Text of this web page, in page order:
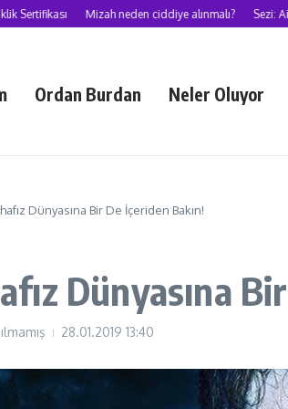
Mizah neden ciddiye alınmalı? Sezi: Ailenizin
Ordan Burdan Neler Oluyor
Dünyasına Bir De İçeriden Bakın!
Dünyasına
28.01.2019 13:40